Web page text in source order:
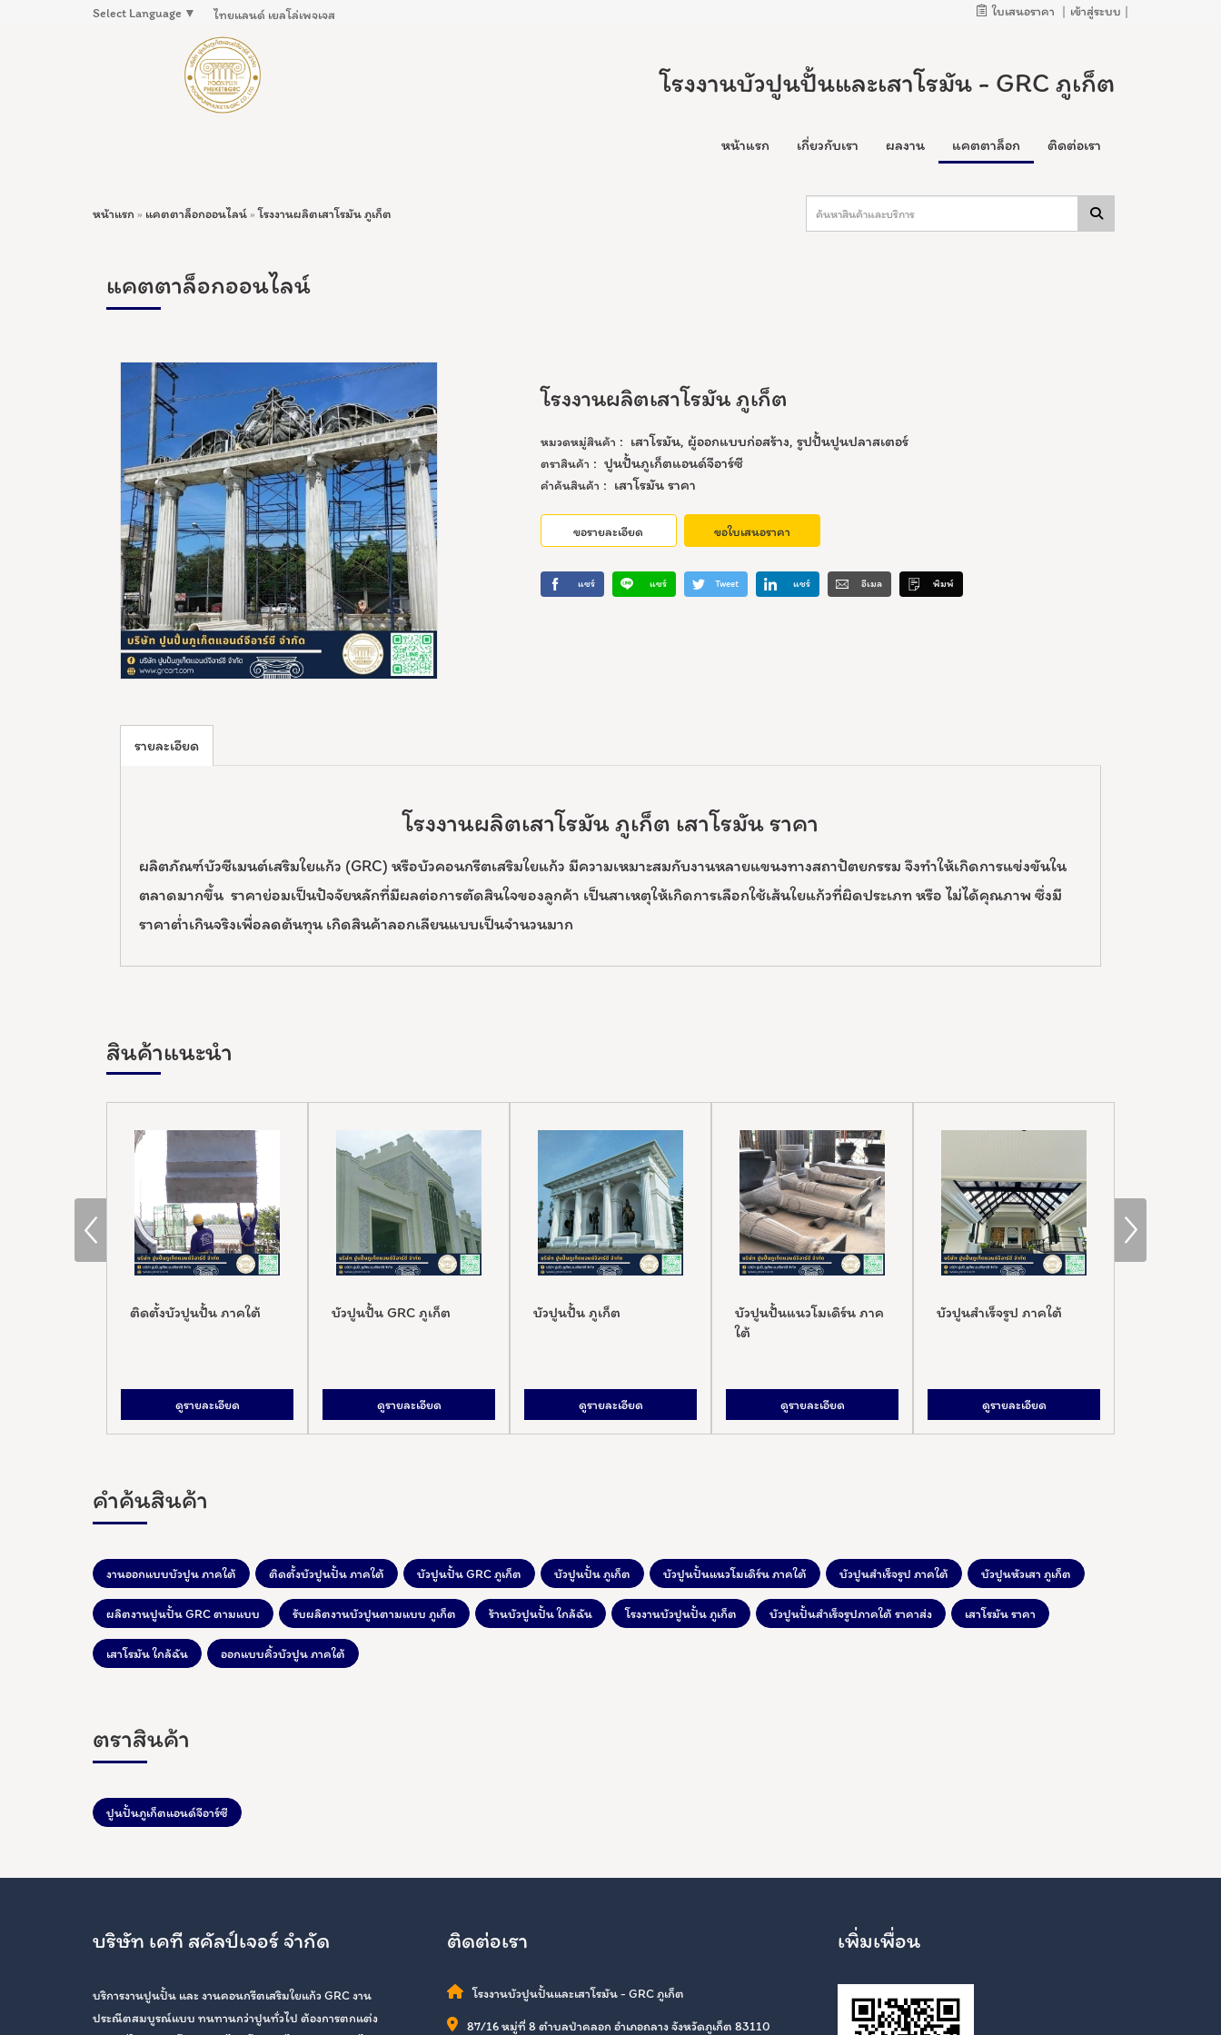
Select Language ▼ ไทยแลนด์ เยลโล่เพจเจส ใบเสนอราคา | เข้าสู่ระบบ |
โรงงานบัวปูนปั้นและเสาโรมัน - GRC ภูเก็ต
หน้าแรก เกี่ยวกับเรา ผลงาน แคตตาล็อก ติดต่อเรา
หน้าแรก » แคตตาล็อกออนไลน์»โรงงานผลิตเสาโรมัน ภูเก็ต
แคตตาล็อกออนไลน์
โรงงานผลิตเสาโรมัน ภูเก็ต
หมวดหมู่สินค้า : เสาโรมัน, ผู้ออกแบบก่อสร้าง, รูปปั้นปูนปลาสเตอร์
ตราสินค้า : ปูนปั้นภูเก็ตแอนด์จีอาร์ซี
คำค้นสินค้า : เสาโรมัน ราคา
ขอรายละเอียด ขอใบเสนอราคา
แชร์ แชร์ Tweet แชร์ อีเมล พิมพ์
รายละเอียด
โรงงานผลิตเสาโรมัน ภูเก็ต เสาโรมัน ราคา
ผลิตภัณฑ์บัวซีเมนต์เสริมใยแก้ว (GRC) หรือบัวคอนกรีตเสริมใยแก้ว มีความเหมาะสมกับงานหลายแขนงทางสถาปัตยกรรม จึงทำให้เกิดการแข่งขันใน
ตลาดมากขึ้น ราคาย่อมเป็นปัจจัยหลักที่มีผลต่อการตัดสินใจของลูกค้า เป็นสาเหตุให้เกิดการเลือกใช้เส้นใยแก้วที่ผิดประเภท หรือ ไม่ได้คุณภาพ ซึ่งมี
ราคาต่ำเกินจริงเพื่อลดต้นทุน เกิดสินค้าลอกเลียนแบบเป็นจำนวนมาก
สินค้าแนะนำ
ติดตั้งบัวปูนปั้น ภาคใต้
ดูรายละเอียด
บัวปูนปั้น GRC ภูเก็ต
ดูรายละเอียด
บัวปูนปั้น ภูเก็ต
ดูรายละเอียด
บัวปูนปั้นแนวโมเดิร์น ภาค
ดูรายละเอียด
บัวปูนสำเร็จรูป ภาคใต้
ดูรายละเอียด
คำค้นสินค้า
งานออกแบบบัวปูน ภาคใต้ ติดตั้งบัวปูนปั้น ภาคใต้ บัวปูนปั้น GRC ภูเก็ต บัวปูนปั้น ภูเก็ต บัวปูนปั้นแนวโมเดิร์น ภาคใต้ บัวปูนสำเร็จรูป ภาคใต้ บัวปูนหัวเสา ภูเก็ต
ผลิตงานปูนปั้น GRC ตามแบบ รับผลิตงานบัวปูนตามแบบ ภูเก็ต ร้านบัวปูนปั้น ใกล้ฉัน โรงงานบัวปูนปั้น ภูเก็ต บัวปูนปั้นสำเร็จรูปภาคใต้ ราคาส่ง เสาโรมัน ราคา
เสาโรมัน ใกล้ฉัน ออกแบบคิ้วบัวปูน ภาคใต้
ตราสินค้า
ปูนปั้นภูเก็ตแอนด์จีอาร์ซี
บริษัท เคที สคัลป์เจอร์ จำกัด
บริการงานปูนปั้น และ งานคอนกรีตเสริมใยแก้ว GRC งาน
ประณีตสมบูรณ์แบบ ทนทานกว่าปูนทั่วไป ต้องการตกแต่ง
ติดต่อเรา
โรงงานบัวปูนปั้นและเสาโรมัน - GRC ภูเก็ต
87/16 หมู่ที่ 8 ตำบลป่าคลอก อำเภอถลาง จังหวัดภูเก็ต 83110
เพิ่มเพื่อน